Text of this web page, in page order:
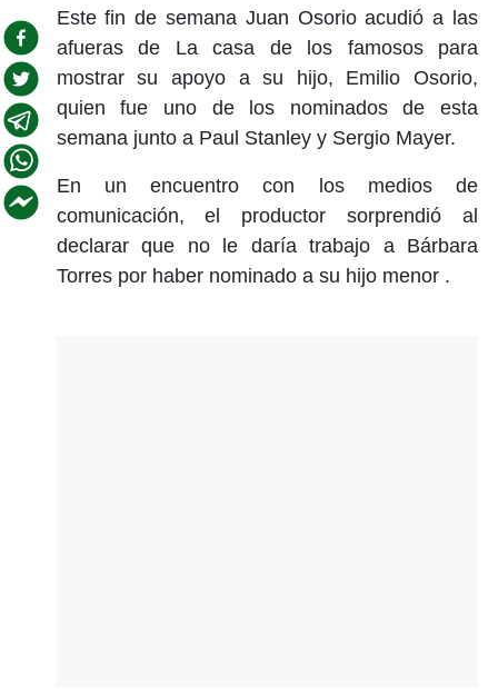
Este fin de semana Juan Osorio acudió a las
afueras de La casa de los famosos para
mostrar su apoyo a su hijo, Emilio Osorio,
quien fue uno de los nominados de esta
semana junto a Paul Stanley y Sergio Mayer.
En un encuentro con los medios de
comunicación, el productor sorprendió al
declarar que no le daría trabajo a Bárbara
Torres por haber nominado a su hijo menor .